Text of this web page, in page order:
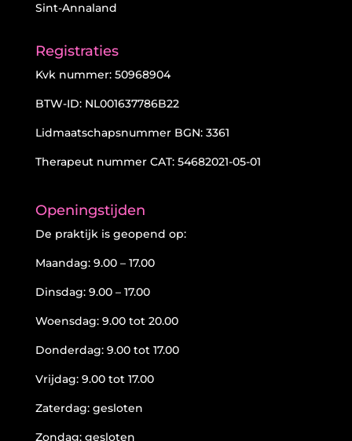
Sint-Annaland
Registraties
Kvk nummer: 50968904
BTW-ID: NL001637786B22
Lidmaatschapsnummer BGN: 3361
Therapeut nummer CAT: 54682021-05-01
Openingstijden
De praktijk is geopend op:
Maandag: 9.00 – 17.00
Dinsdag: 9.00 – 17.00
Woensdag: 9.00 tot 20.00
Donderdag: 9.00 tot 17.00
Vrijdag: 9.00 tot 17.00
Zaterdag: gesloten
Zondag: gesloten